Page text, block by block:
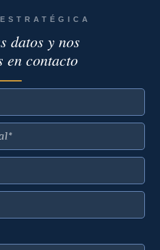
datos y nos
en contacto